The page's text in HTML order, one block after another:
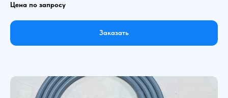
Цена по запросу
Заказать